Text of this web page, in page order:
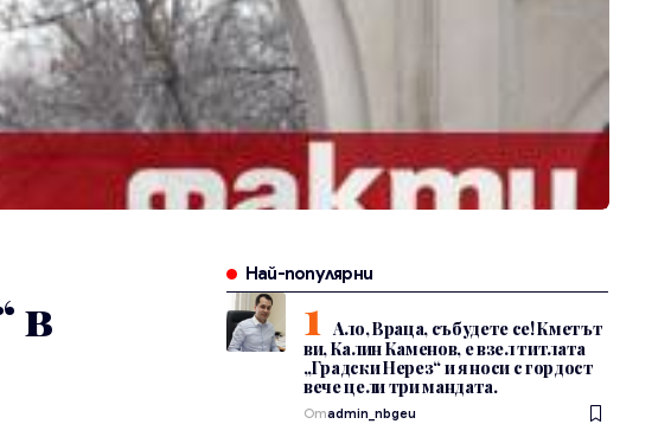
в
Най-популярни
Ало, Враца, събудете се! Кметът
ви, Калин Каменов, е взел титлата
„Градски Нерез“ и я носи с гордост
вече цели три мандата.
Отadmin_nbgeu